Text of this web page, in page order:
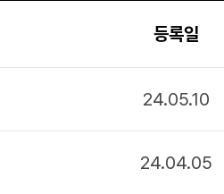
등록일
24.05.10
24.04.05